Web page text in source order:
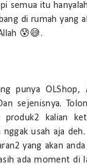
semua itu
di rumah yang
😰😅.
punya OLShop,
sejenisnya.
produk2 kalian
usah aja
yang akan
ada moment di